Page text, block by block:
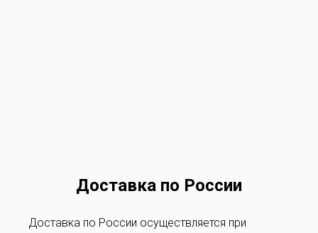
Доставка по России
Доставка по России осуществляется при